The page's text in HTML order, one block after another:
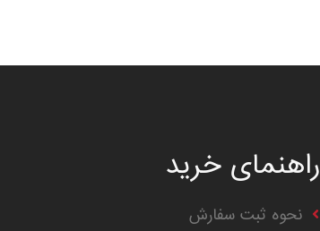
راهنمای خرید
نحوه ثبت سفارش